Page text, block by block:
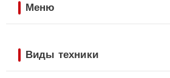
Меню
Виды техники